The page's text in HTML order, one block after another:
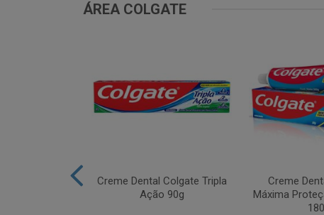
ÁREA COLGATE
Creme Dental Colgate Tripla
Ação 90g
Creme
Máxima